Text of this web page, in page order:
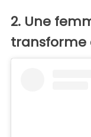
2. Une
transforme